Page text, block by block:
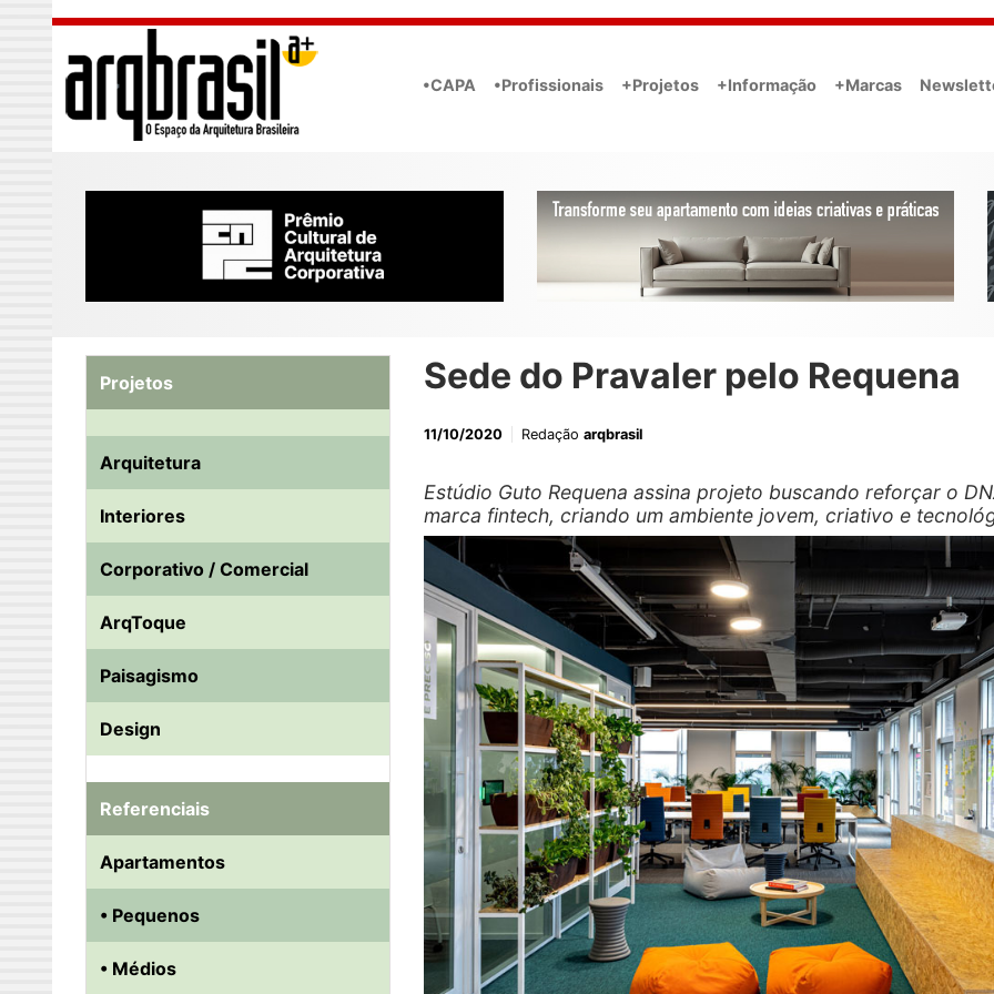
Skip to main content
•CAPA •Profissionais +Projetos +Informação +Marcas
Sede do Pravaler pelo Requena
11/10/2020 Redação arqbrasil
Estúdio Guto Requena assina projeto buscando reforçar o
marca fintech, criando um ambiente jovem, criativo e
Projetos
Arquitetura
Interiores
Corporativo / Comercial
ArqToque
Paisagismo
Design
Referenciais
Apartamentos
• Pequenos
• Médios